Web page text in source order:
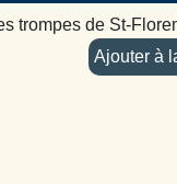
trompes de St-